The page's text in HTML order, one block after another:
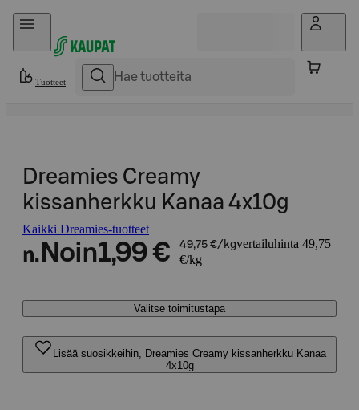
Hyppää sisältöön
Tuotteet
Dreamies Creamy
kissanherkku Kanaa 4x10g
Kaikki Dreamies-tuotteet
n. Noin1,99 € 49,75 €/kgvertailuhinta 49,75
€/kg
Valitse toimitustapa
Lisää suosikkeihin, Dreamies Creamy kissanherkku Kanaa
4x10g